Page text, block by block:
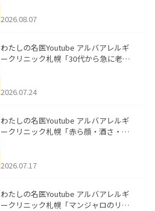
ました。
2026.08.07
わたしの名医Youtube アルバアレルギ
ークリニック札幌「30代から急に老け
た。
2026.07.24
わたしの名医Youtube アルバアレルギ
ークリニック札幌「赤ら顔・酒さ・ニ
した。
2026.07.17
わたしの名医Youtube アルバアレルギ
ークリニック札幌「マンジャロのリア